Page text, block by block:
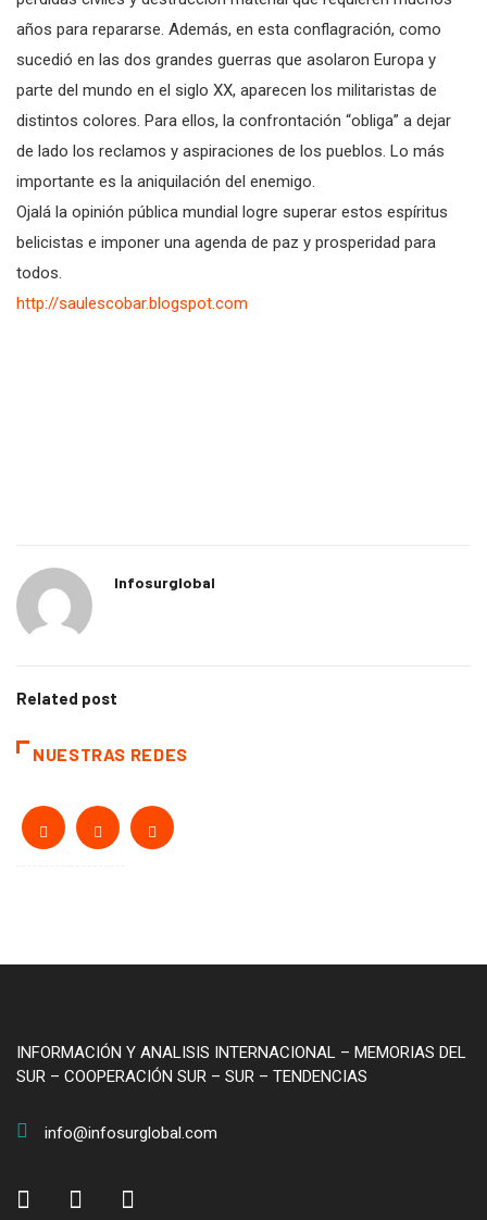
años para repararse. Además, en esta conflagración, como
sucedió en las dos grandes guerras que asolaron Europa y
parte del mundo en el siglo XX, aparecen los militaristas de
distintos colores. Para ellos, la confrontación “obliga” a dejar
de lado los reclamos y aspiraciones de los pueblos. Lo más
importante es la aniquilación del enemigo.
Ojalá la opinión pública mundial logre superar estos espíritus
belicistas e imponer una agenda de paz y prosperidad para
todos.
http://saulescobar.blogspot.com
Infosurglobal
Related post
NUESTRAS REDES
INFORMACIÓN Y ANALISIS INTERNACIONAL – MEMORIAS DEL
SUR – COOPERACIÓN SUR – SUR – TENDENCIAS
info@infosurglobal.com